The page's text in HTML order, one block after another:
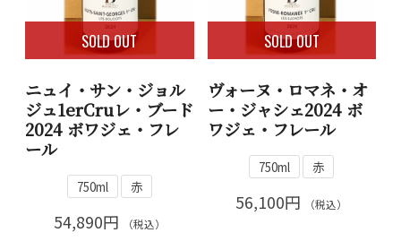
SOLD OUT
ニュイ・サン・ジョル
ジュ1erCruレ・ブード
2024 ボワジェ・フレ
ール
750ml 赤
54,890円 （税込）
SOLD OUT
ヴォーヌ・ロマネ・オ
ー・ジャシェ2024 ボ
ワジェ・フレール
750ml 赤
56,100円 （税込）